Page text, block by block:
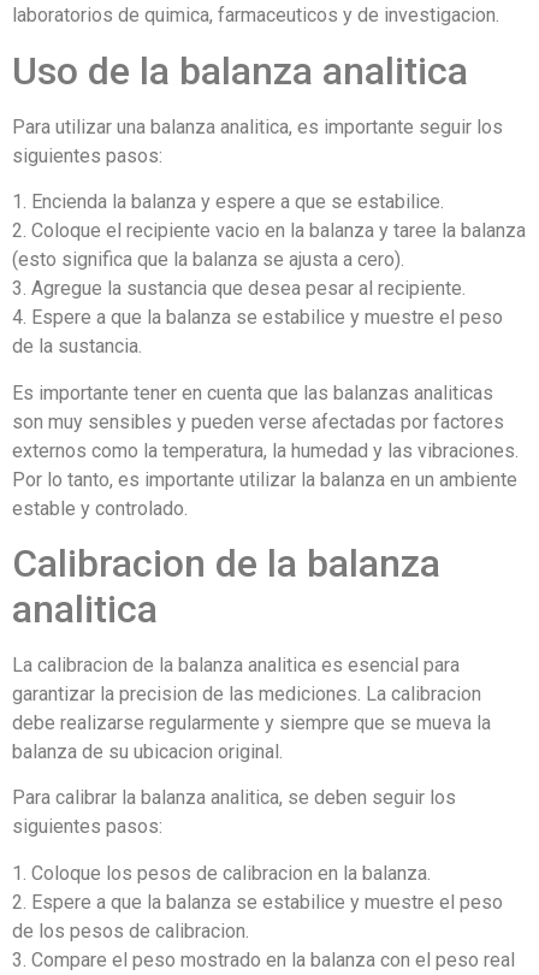
laboratorios de quimica, farmaceuticos y de investigacion.
Uso de la balanza analitica
Para utilizar una balanza analitica, es importante seguir los
siguientes pasos:
1. Encienda la balanza y espere a que se estabilice.
2. Coloque el recipiente vacio en la balanza y taree la balanza
(esto significa que la balanza se ajusta a cero).
3. Agregue la sustancia que desea pesar al recipiente.
4. Espere a que la balanza se estabilice y muestre el peso
de la sustancia.
Es importante tener en cuenta que las balanzas analiticas
son muy sensibles y pueden verse afectadas por factores
externos como la temperatura, la humedad y las vibraciones.
Por lo tanto, es importante utilizar la balanza en un ambiente
estable y controlado.
Calibracion de la balanza
analitica
La calibracion de la balanza analitica es esencial para
garantizar la precision de las mediciones. La calibracion
debe realizarse regularmente y siempre que se mueva la
balanza de su ubicacion original.
Para calibrar la balanza analitica, se deben seguir los
siguientes pasos:
1. Coloque los pesos de calibracion en la balanza.
2. Espere a que la balanza se estabilice y muestre el peso
de los pesos de calibracion.
3. Compare el peso mostrado en la balanza con el peso real